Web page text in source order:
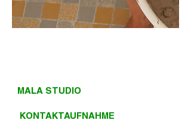
MALA STUDIO
KONTAKTAUFNAHME